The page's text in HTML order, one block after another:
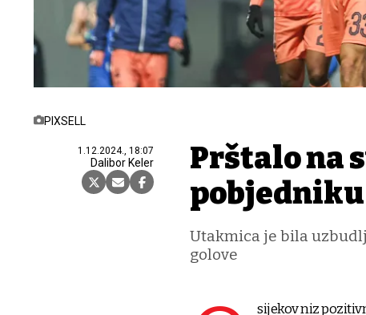
PIXSELL
1.12.2024., 18:07
Dalibor Keler
Prštalo na
Utakmica je bila
golove
sijekov niz